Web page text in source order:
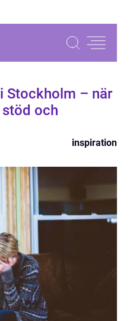
Stockholm – när
och
inspiration